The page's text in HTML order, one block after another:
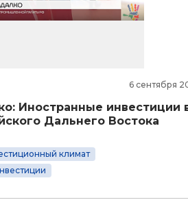
6 сентября
Иностранные инвестиции
Дальнего Востока
климат